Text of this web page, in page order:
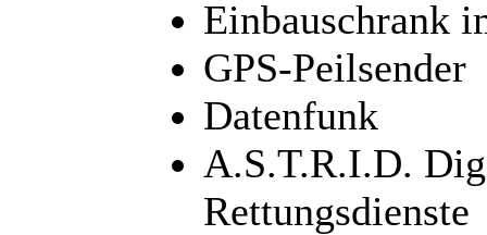
Einbauschrank
GPS-Peilsender
Datenfunk
A.S.T.R.I.D.
Rettungsdienste